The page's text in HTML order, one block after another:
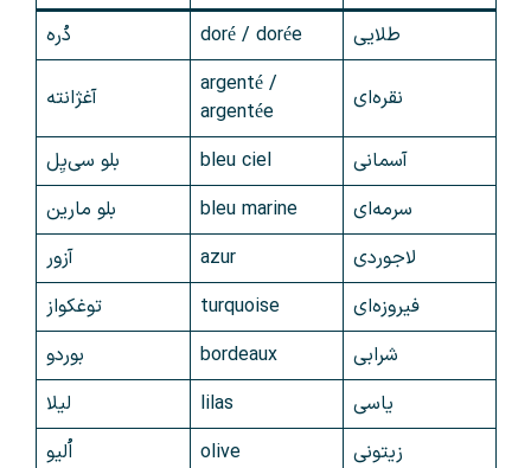
طلایی
doré / dorée دُره
نقره‌ای
argenté /
argentée
آغژانته
آسمانی bleu ciel
بلو سی‌یِل
سرمه‌ای
bleu marine
بلو مارین
لاجوردی
azur
آزور
فیروزه‌ای
turquoise
توغکواز
شرابی
bordeaux
بوردو
یاسی
lilas
لیلا
زیتونی
olive
اُلیو